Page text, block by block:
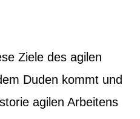
Ziele des agilen
Duden kommt und
agilen Arbeitens